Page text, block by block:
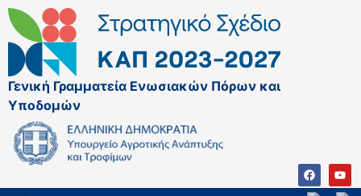
Γενική Γραμματεία Ενωσιακών Πόρων και
Υποδομών